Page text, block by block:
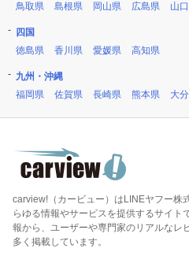
鳥取県
島根県 岡山県 広島県 山
四国
徳島県
香川県 愛媛県 高知県
九州・沖縄
福岡県
佐賀県 長崎県 熊本県 大
carview!（カービュー）はLINEヤフー株
らゆる情報やサービスを提供するサイト
報から、ユーザーや専門家のリアルなレ
多く掲載しています。